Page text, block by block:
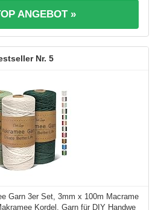
ANGEBOT »
5
Garn 3er Set, 3mm x 100m Macrame
Kordel, Garn für DIY Handwe